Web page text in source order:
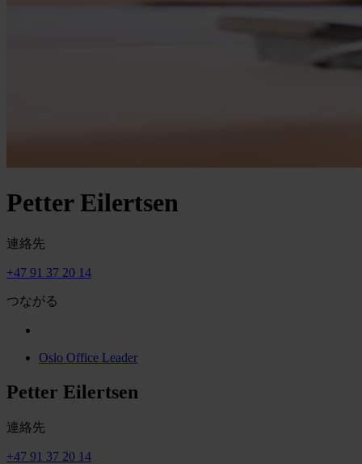
Petter Eilertsen
連絡先
+47 91 37 20 14
つながる
Oslo Office Leader
Petter Eilertsen
連絡先
+47 91 37 20 14